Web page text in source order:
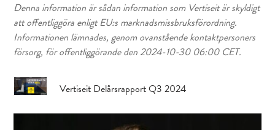
Denna information är sådan information som Vertiseit är skyldigt
att offentliggöra enligt EU:s marknadsmissbruksförordning.
Informationen lämnades, genom ovanstående kontaktpersoners
försorg, för offentliggörande den 2024-10-30 06:00 CET.
Vertiseit Delårsrapport Q3 2024